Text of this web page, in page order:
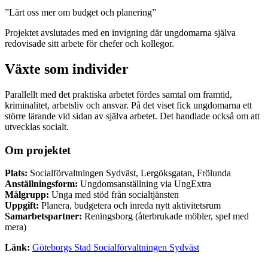
”Lärt oss mer om budget och planering”
Projektet avslutades med en invigning där ungdomarna själva
redovisade sitt arbete för chefer och kollegor.
Växte som individer
Parallellt med det praktiska arbetet fördes samtal om framtid,
kriminalitet, arbetsliv och ansvar. På det viset fick ungdomarna ett
större lärande vid sidan av själva arbetet. Det handlade också om att
utvecklas socialt.
Om projektet
Plats: Socialförvaltningen Sydväst, Lergöksgatan, Frölunda
Anställningsform: Ungdomsanställning via UngExtra
Målgrupp: Unga med stöd från socialtjänsten
Uppgift: Planera, budgetera och inreda nytt aktivitetsrum
Samarbetspartner: Reningsborg (återbrukade möbler, spel med
mera)
Länk: Göteborgs Stad Socialförvaltningen Sydväst